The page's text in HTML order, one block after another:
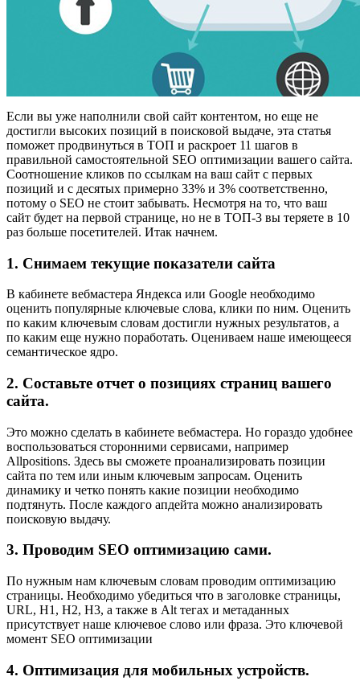
Если вы уже наполнили свой сайт контентом, но еще не
достигли высоких позиций в поисковой выдаче, эта статья
поможет продвинуться в ТОП и раскроет 11 шагов в
правильной самостоятельной SEO оптимизации вашего сайта.
Соотношение кликов по ссылкам на ваш сайт с первых
позиций и с десятых примерно 33% и 3% соответственно,
потому о SEO не стоит забывать. Несмотря на то, что ваш
сайт будет на первой странице, но не в ТОП-3 вы теряете в 10
раз больше посетителей. Итак начнем.
1. Снимаем текущие показатели сайта
В кабинете вебмастера Яндекса или Google необходимо
оценить популярные ключевые слова, клики по ним. Оценить
по каким ключевым словам достигли нужных результатов, а
по каким еще нужно поработать. Оцениваем наше имеющееся
семантическое ядро.
2. Составьте отчет о позициях страниц вашего
сайта.
Это можно сделать в кабинете вебмастера. Но гораздо удобнее
воспользоваться сторонними сервисами, например
Allpositions. Здесь вы сможете проанализировать позиции
сайта по тем или иным ключевым запросам. Оценить
динамику и четко понять какие позиции необходимо
подтянуть. После каждого апдейта можно анализировать
поисковую выдачу.
3. Проводим SEO оптимизацию сами.
По нужным нам ключевым словам проводим оптимизацию
страницы. Необходимо убедиться что в заголовке страницы,
URL, H1, H2, H3, а также в Alt тегах и метаданных
присутствует наше ключевое слово или фраза. Это ключевой
момент SEO оптимизации
4. Оптимизация для мобильных устройств.